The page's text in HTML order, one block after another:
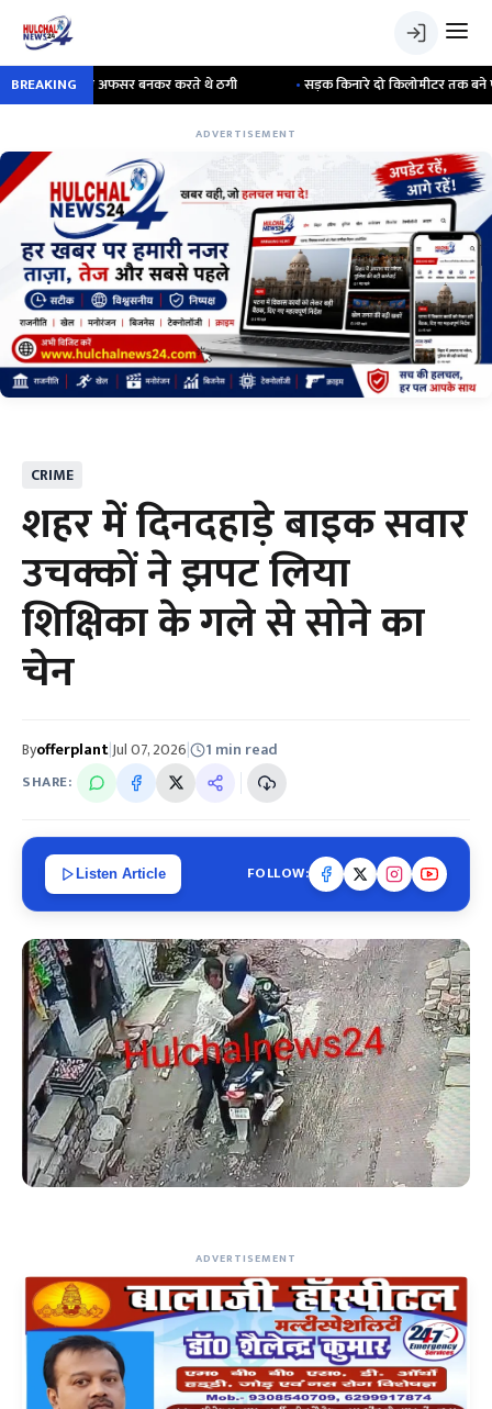
BREAKING
केयर अफसर बनकर करते थे ठगी •सड़क किनारे दो किलोमीटर तक बने पक्के
ADVERTISEMENT
CRIME
शहर में दिनदहाड़े बाइक सवार
उचक्कों ने झपट लिया
शिक्षिका के गले से सोने का
चेन
Byofferplant|Jul 07, 2026| 1 min read
SHARE:
Listen Article FOLLOW:
ADVERTISEMENT